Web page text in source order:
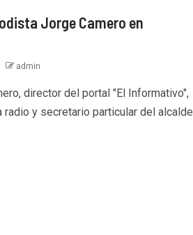
Jorge Camero en
admin
director del portal "El Informativo",
radio y secretario particular del alcalde